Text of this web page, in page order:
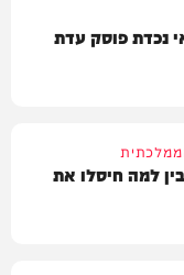
נכדת פוסק עדת
למה חיסלו את